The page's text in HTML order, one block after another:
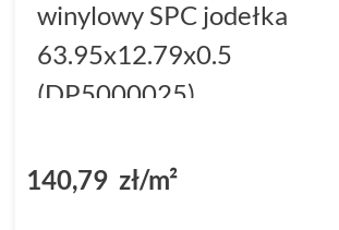
winylowy SPC jodełka
63.95x12.79x0.5
(DP5000025)
140,79 zł/m²